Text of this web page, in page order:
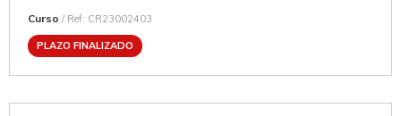
Curso / Ref: CR23002403
PLAZO FINALIZADO